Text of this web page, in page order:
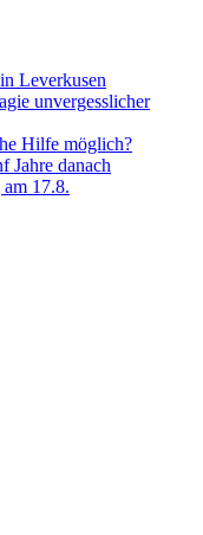
Leverkusen
unvergesslicher
Hilfe möglich?
Jahre danach
17.8.